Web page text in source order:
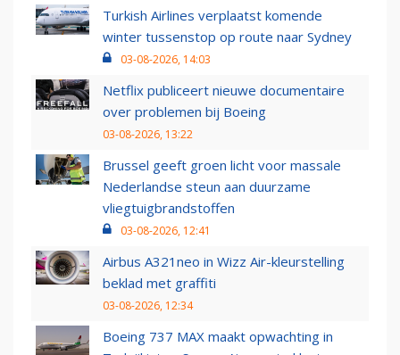
Turkish Airlines verplaatst komende
winter tussenstop op route naar Sydney
03-08-2026, 14:03
Netflix publiceert nieuwe documentaire
over problemen bij Boeing
03-08-2026, 13:22
Brussel geeft groen licht voor massale
Nederlandse steun aan duurzame
vliegtuigbrandstoffen
03-08-2026, 12:41
Airbus A321neo in Wizz Air-kleurstelling
beklad met graffiti
03-08-2026, 12:34
Boeing 737 MAX maakt opwachting in